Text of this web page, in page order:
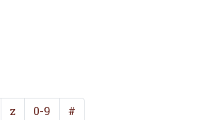
z 0-9 #